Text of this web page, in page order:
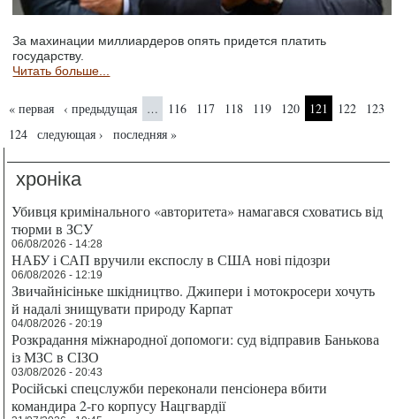
За махинации миллиардеров опять придется платить
государству.
Читать больше...
Страницы
« первая ‹ предыдущая … 116 117 118 119 120 121 122
123
124
следующая › последняя »
хроніка
Убивця кримінального «авторитета» намагався сховатись від
тюрми в ЗСУ
06/08/2026 - 14:28
НАБУ і САП вручили експослу в США нові підозри
06/08/2026 - 12:19
Звичайнісіньке шкідництво. Джипери і мотокросери хочуть
й надалі знищувати природу Карпат
04/08/2026 - 20:19
Розкрадання міжнародної допомоги: суд відправив Банькова
із МЗС в СІЗО
03/08/2026 - 20:43
Російські спецслужби переконали пенсіонера вбити
командира 2-го корпусу Нацгвардії